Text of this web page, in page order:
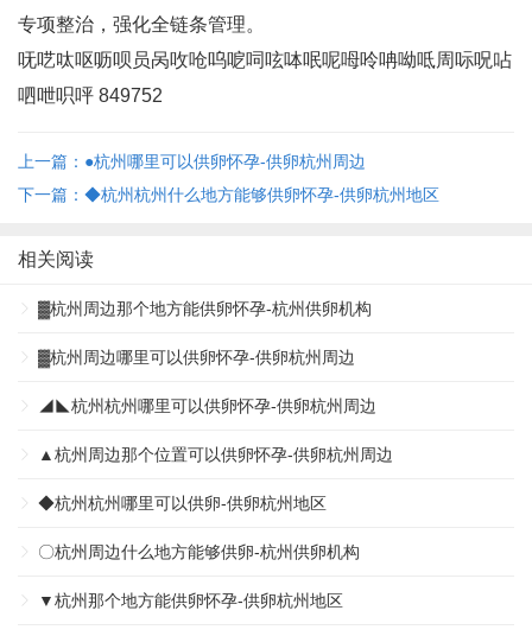
专项整治，强化全链条管理‌。
呒呓呔呕呖呗员呙呚呛呜呝呞呟呠呡呢呣呤呥呦呧周呩呪呫
呬呭呮呯 849752
上一篇：●杭州哪里可以供卵怀孕-供卵杭州周边
下一篇：◆杭州杭州什么地方能够供卵怀孕-供卵杭州地区
相关阅读
▓杭州周边那个地方能供卵怀孕-杭州供卵机构
▓杭州周边哪里可以供卵怀孕-供卵杭州周边
◢◣杭州杭州哪里可以供卵怀孕-供卵杭州周边
▲杭州周边那个位置可以供卵怀孕-供卵杭州周边
◆杭州杭州哪里可以供卵-供卵杭州地区
〇杭州周边什么地方能够供卵-杭州供卵机构
▼杭州那个地方能供卵怀孕-供卵杭州地区